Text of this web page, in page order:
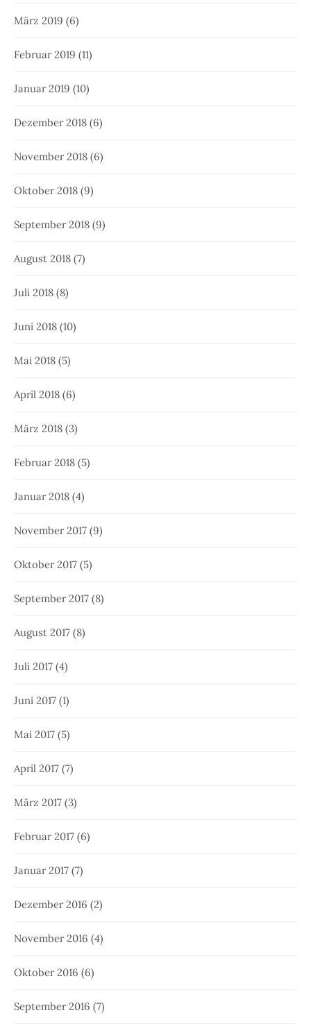
März 2019 (6)
Februar 2019 (11)
Januar 2019 (10)
Dezember 2018 (6)
November 2018 (6)
Oktober 2018 (9)
September 2018 (9)
August 2018 (7)
Juli 2018 (8)
Juni 2018 (10)
Mai 2018 (5)
April 2018 (6)
März 2018 (3)
Februar 2018 (5)
Januar 2018 (4)
November 2017 (9)
Oktober 2017 (5)
September 2017 (8)
August 2017 (8)
Juli 2017 (4)
Juni 2017 (1)
Mai 2017 (5)
April 2017 (7)
März 2017 (3)
Februar 2017 (6)
Januar 2017 (7)
Dezember 2016 (2)
November 2016 (4)
Oktober 2016 (6)
September 2016 (7)